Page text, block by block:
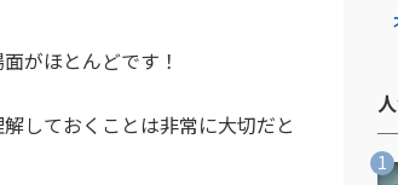
がほとんどです！
しておくことは非常に大切だと